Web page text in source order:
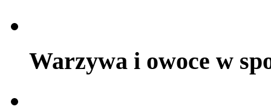
Warzywa i owoce w